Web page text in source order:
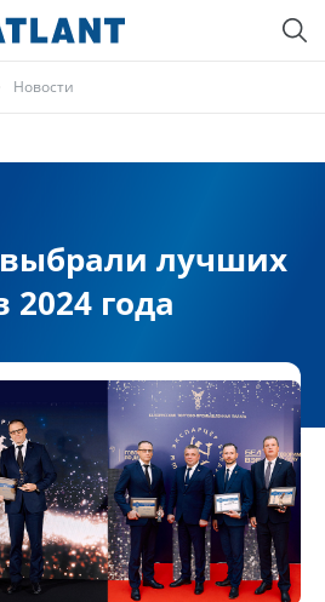
Новости
лучших
2024 года